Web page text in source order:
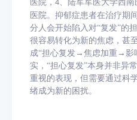
医院， 4、陆军军医大学西南
医院。抑郁症患者在治疗期
分人会开始陷入对“复发”的
很容易转化为新的焦虑，甚
成“担心复发→焦虑加重→影
实，“担心复发”本身并非异
重视的表现，但需要通过科
绪成为新的困扰。​